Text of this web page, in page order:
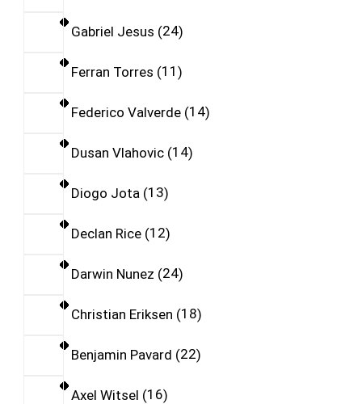
Gabriel Jesus 24
Ferran Torres 11
Federico Valverde 14
Dusan Vlahovic 14
Diogo Jota 13
Declan Rice 12
Darwin Nunez 24
Christian Eriksen 18
Benjamin Pavard 22
Axel Witsel 16